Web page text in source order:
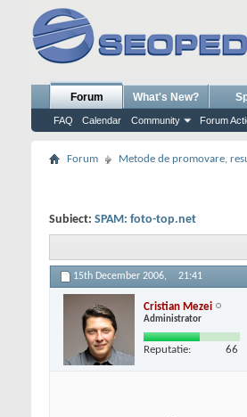
Forum
FAQ Calendar Community Forum
What's New?
Forum Metode de promovare,
Subiect: SPAM: foto-top.net
15th December 2006, 21:41
Cristian Mezei
Administrator
Reputatie: 66